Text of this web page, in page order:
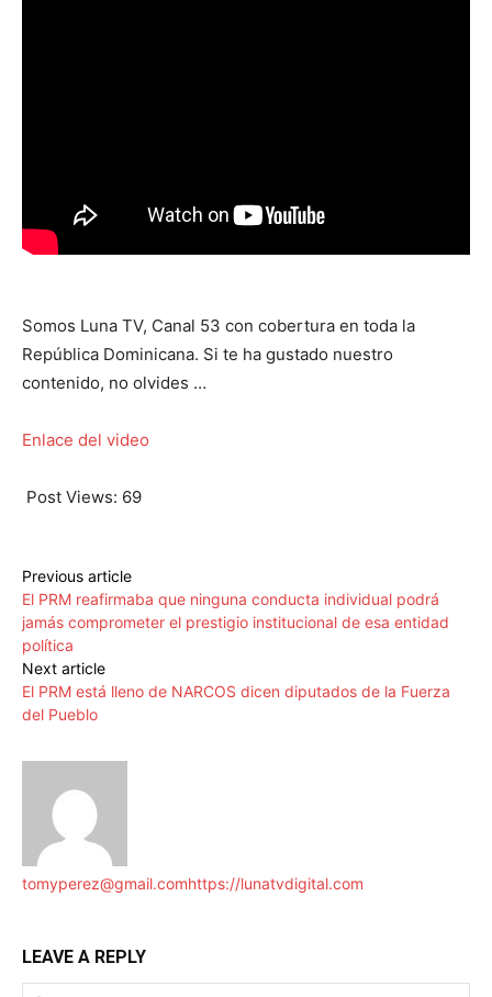
Somos Luna TV, Canal 53 con cobertura en toda la
República Dominicana. Si te ha gustado nuestro
contenido, no olvides …
Enlace del video
Post Views: 69
Previous article
El PRM reafirmaba que ninguna conducta individual podrá
jamás comprometer el prestigio institucional de esa entidad
política
Next article
El PRM está lleno de NARCOS dicen diputados de la Fuerza
del Pueblo
tomyperez@gmail.comhttps://lunatvdigital.com
LEAVE A REPLY